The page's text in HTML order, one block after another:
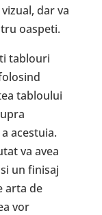
dar va
oaspeti.
tablouri
tabloului
acestuia.
va avea
un finisaj
arta de
vor